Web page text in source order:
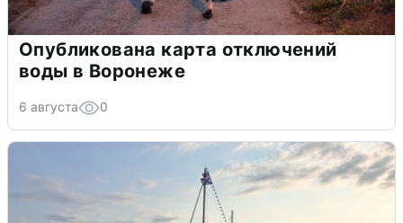
Опубликована карта отключений
воды в Воронеже
6 августа 0